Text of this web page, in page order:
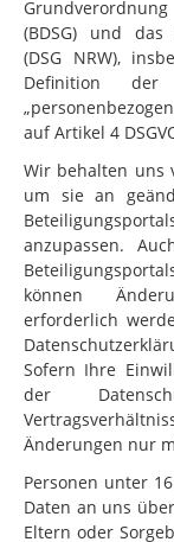
(BDSG) und das
(DSG NRW),
Definition
auf Artikel 4
Wir behalten uns
um sie an
anzupassen.
können
erforderlich
Sofern Ihre
der
Änderungen nur
Personen unter
Daten an uns
Eltern oder